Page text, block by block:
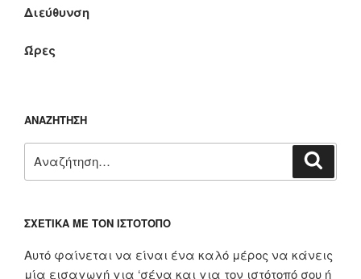
Διεύθυνση
Ώρες
ΑΝΑΖΉΤΗΣΗ
για:
ΣΧΕΤΙΚΆ ΜΕ ΤΟΝ ΙΣΤΌΤΟΠΟ
Αυτό φαίνεται να είναι ένα καλό μέρος να κάνεις
μία εισαγωγή για ‘σένα και για τον ιστότοπό σου ή